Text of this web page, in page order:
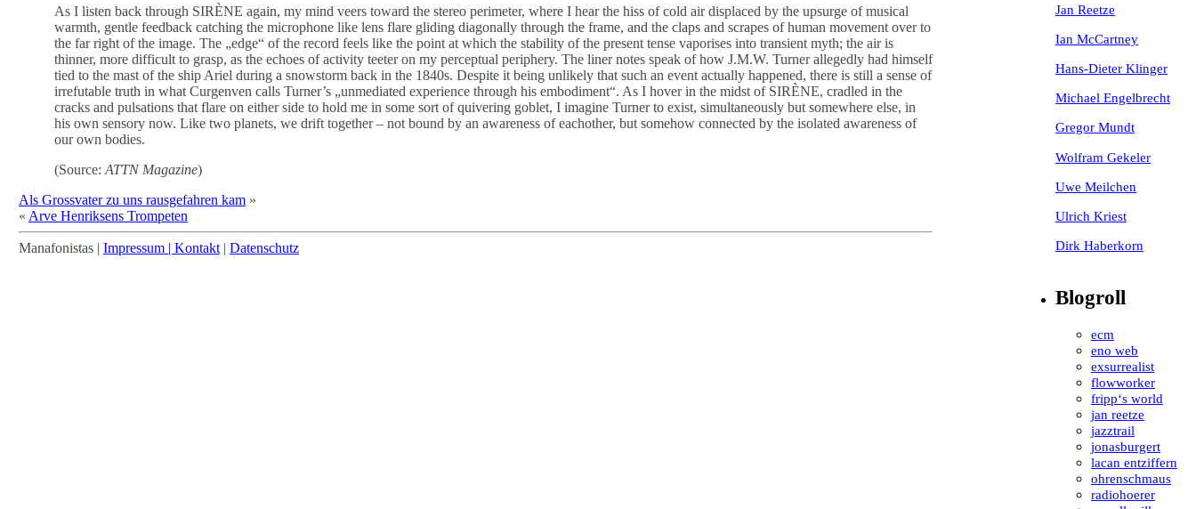
Jan Reetze
Ian McCartney
Hans-Dieter Klinger
Michael Engelbrecht
Gregor Mundt
Wolfram Gekeler
Uwe Meilchen
Ulrich Kriest
Dirk Haberkorn
Blogroll
ecm
eno web
exsurrealist
flowworker
fripp‘s world
jan reetze
jazztrail
jonasburgert
lacan entziffern
ohrenschmaus
radiohoerer
As I listen back through SIRÈNE again, my mind veers toward the stereo perimeter, where I hear the hiss of cold air displaced by the upsurge of musical
warmth, gentle feedback catching the microphone like lens flare gliding diagonally through the frame, and the claps and scrapes of human movement over to
the far right of the image. The „edge“ of the record feels like the point at which the stability of the present tense vaporises into transient myth; the air is
thinner, more difficult to grasp, as the echoes of activity teeter on my perceptual periphery. The liner notes speak of how J.M.W. Turner allegedly had himself
tied to the mast of the ship Ariel during a snowstorm back in the 1840s. Despite it being unlikely that such an event actually happened, there is still a sense of
irrefutable truth in what Curgenven calls Turner’s „unmediated experience through his embodiment“. As I hover in the midst of SIRÈNE, cradled in the
cracks and pulsations that flare on either side to hold me in some sort of quivering goblet, I imagine Turner to exist, simultaneously but somewhere else, in
his own sensory now. Like two planets, we drift together – not bound by an awareness of eachother, but somehow connected by the isolated awareness of
our own bodies.
(Source: ATTN Magazine)
Als Grossvater zu uns rausgefahren kam »
« Arve Henriksens Trompeten
Manafonistas | Impressum | Kontakt | Datenschutz